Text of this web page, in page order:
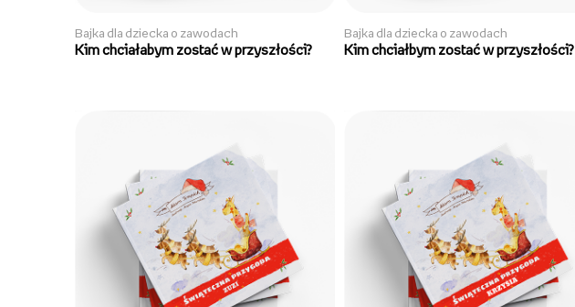
Bajka dla dziecka o zawodach
Kim chciałabym zostać w przyszłości?
Bajka dla dziecka o zawodach
Kim chciałbym zostać w przyszłości?